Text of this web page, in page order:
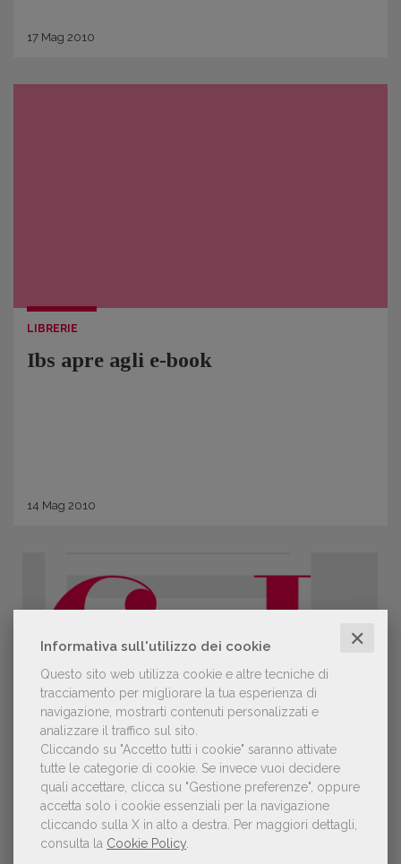
Informativa sull'utilizzo dei cookie ✕
Questo sito web utilizza cookie e altre tecniche di
tracciamento per migliorare la tua esperienza di
navigazione, mostrarti contenuti personalizzati e
analizzare il traffico sul sito.
Cliccando su "Accetto tutti i cookie" saranno attivate
tutte le categorie di cookie. Se invece vuoi decidere
quali accettare, clicca su "Gestione preferenze", oppure
accetta solo i cookie essenziali per la navigazione
cliccando sulla X in alto a destra.
Per maggiori dettagli,
consulta la Cookie Policy
17 Mag 2010
LIBRERIE
Ibs apre agli e-book
14 Mag 2010
CURIOSITÀ
Concorso internazionale di
illustrazione